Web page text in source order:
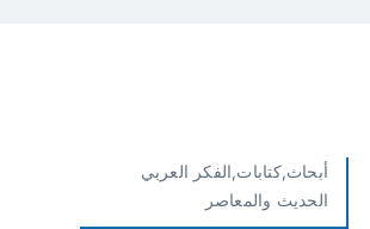
أبحاث,كتابات,الفكر العربي
الحديث والمعاصر